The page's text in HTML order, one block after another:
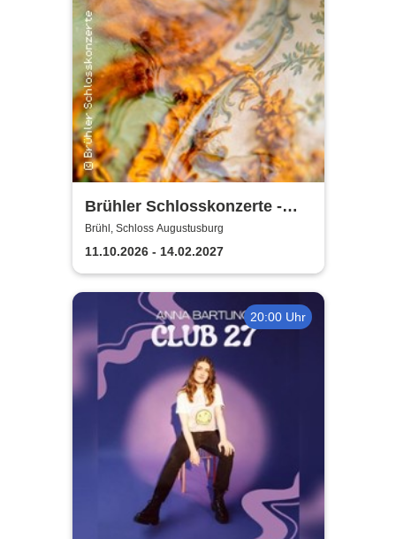
Brühler Schlosskonzerte -
Bach um vier 2026/27
Brühl, Schloss Augustusburg
11.10.2026 - 14.02.2027
20:00 Uhr